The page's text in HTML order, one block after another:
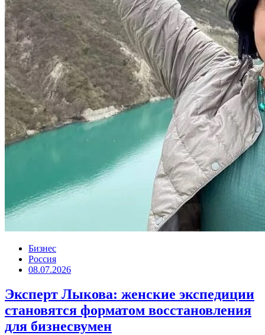
Бизнес
Россия
08.07.2026
Эксперт Лыкова: женские экспедиции
становятся форматом восстановления
для бизнесвумен